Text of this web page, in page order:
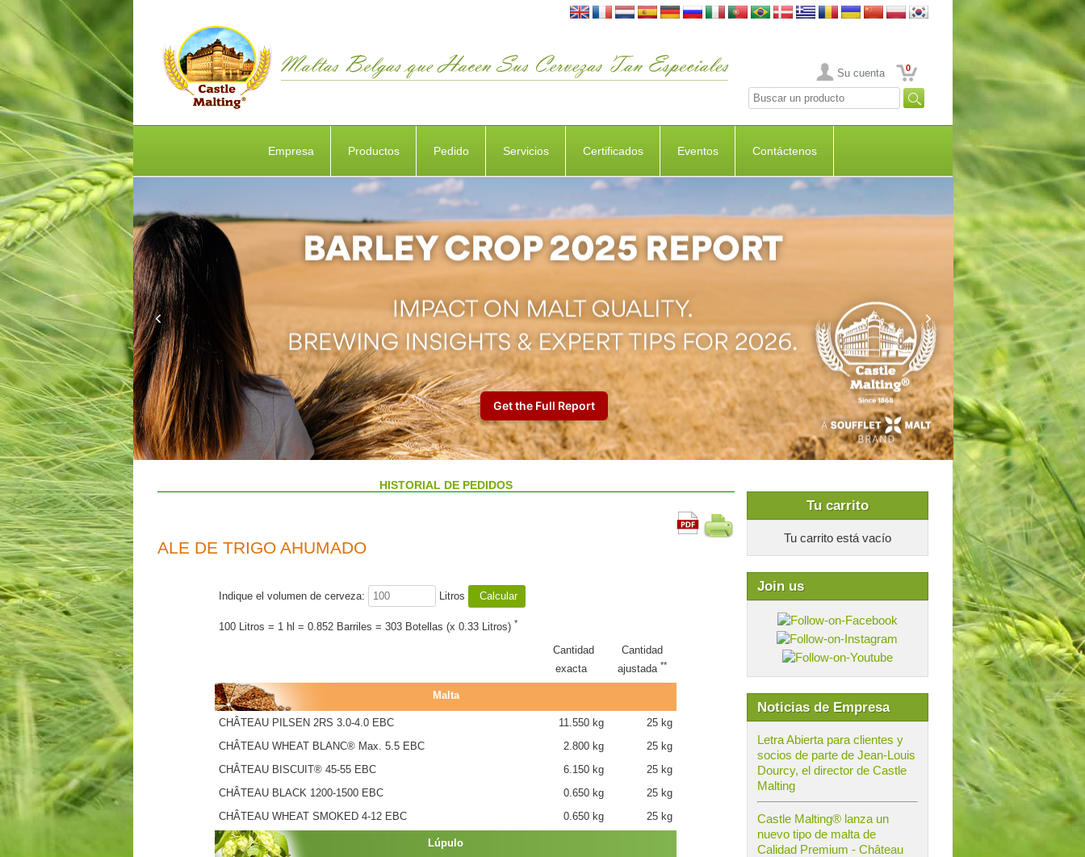
Su cuenta 0
Empresa Productos Pedido Servicios Certificados Eventos Contáctenos
Tu carrito
Tu carrito está vacío
Join us
Noticias de Empresa
Letra Abierta para clientes y
socios de parte de Jean-Louis
Dourcy, el director de Castle
Malting
Castle Malting® lanza un
nuevo tipo de malta de
Calidad Premium - Château
HISTORIAL DE PEDIDOS
ALE DE TRIGO AHUMADO
Indique el volumen de cerveza: Litros
100 Litros = 1 hl = 0.852 Barriles = 303 Botellas (x 0.33 Litros) *
Cantidad
exacta
Cantidad
ajustada **
Malta
CHÂTEAU PILSEN 2RS 3.0-4.0 EBC 11.550 kg
25 kg
CHÂTEAU WHEAT BLANC® Max. 5.5 EBC
2.800 kg
25 kg
CHÂTEAU BISCUIT® 45-55 EBC
6.150 kg
25 kg
CHÂTEAU BLACK 1200-1500 EBC
0.650 kg
25 kg
CHÂTEAU WHEAT SMOKED 4-12 EBC
0.650 kg 25 kg
Lúpulo